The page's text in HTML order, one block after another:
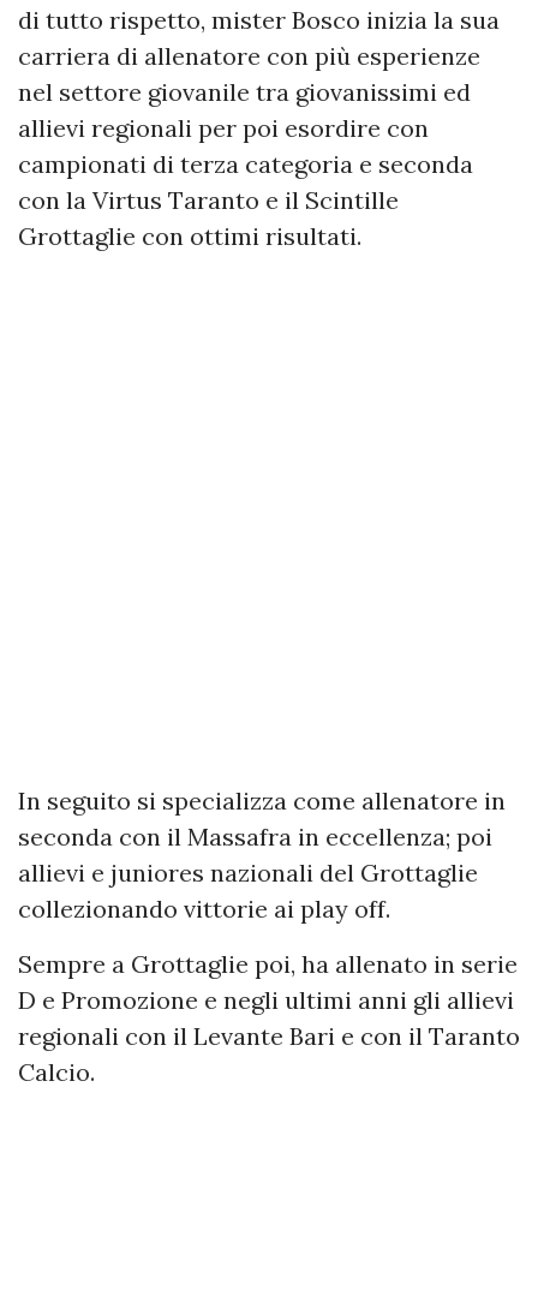
di tutto rispetto, mister Bosco inizia la sua
carriera di allenatore con più esperienze
nel settore giovanile tra giovanissimi ed
allievi regionali per poi esordire con
campionati di terza categoria e seconda
con la Virtus Taranto e il Scintille
Grottaglie con ottimi risultati.
In seguito si specializza come allenatore in
seconda con il Massafra in eccellenza; poi
allievi e juniores nazionali del Grottaglie
collezionando vittorie ai play off.
Sempre a Grottaglie poi, ha allenato in serie
D e Promozione e negli ultimi anni gli allievi
regionali con il Levante Bari e con il Taranto
Calcio.